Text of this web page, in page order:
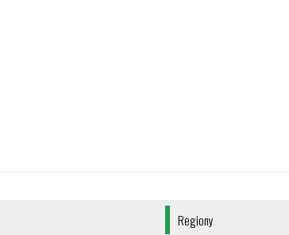
Regiony